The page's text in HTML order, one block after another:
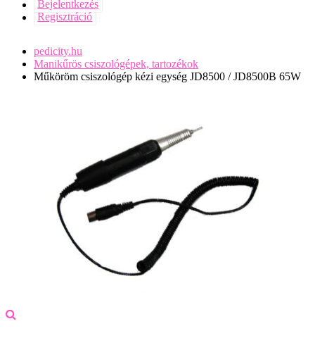
Bejelentkezés
Regisztráció
pedicity.hu
Manikűrös csiszológépek, tartozékok
Műköröm csiszológép kézi egység JD8500 / JD8500B 65W